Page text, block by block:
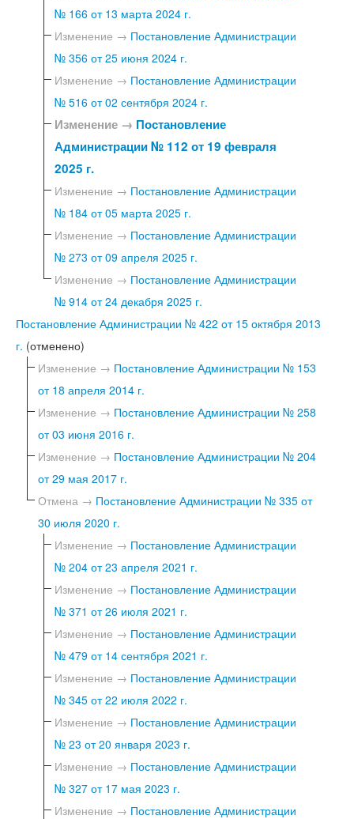
№ 166 от 13 марта 2024 г.
Изменение → Постановление Администрации
№ 356 от 25 июня 2024 г.
Изменение → Постановление Администрации
№ 516 от 02 сентября 2024 г.
Изменение → Постановление
Администрации № 112 от 19 февраля
2025 г.
Изменение → Постановление Администрации
№ 184 от 05 марта 2025 г.
Изменение → Постановление Администрации
№ 273 от 09 апреля 2025 г.
Изменение → Постановление Администрации
№ 914 от 24 декабря 2025 г.
Постановление Администрации № 422 от 15 октября 2013
г. (отменено)
Изменение → Постановление Администрации № 153
от 18 апреля 2014 г.
Изменение → Постановление Администрации № 258
от 03 июня 2016 г.
Изменение → Постановление Администрации № 204
от 29 мая 2017 г.
Отмена → Постановление Администрации № 335 от
30 июля 2020 г.
Изменение → Постановление Администрации
№ 204 от 23 апреля 2021 г.
Изменение → Постановление Администрации
№ 371 от 26 июля 2021 г.
Изменение → Постановление Администрации
№ 479 от 14 сентября 2021 г.
Изменение → Постановление Администрации
№ 345 от 22 июля 2022 г.
Изменение → Постановление Администрации
№ 23 от 20 января 2023 г.
Изменение → Постановление Администрации
№ 327 от 17 мая 2023 г.
Изменение → Постановление Администрации